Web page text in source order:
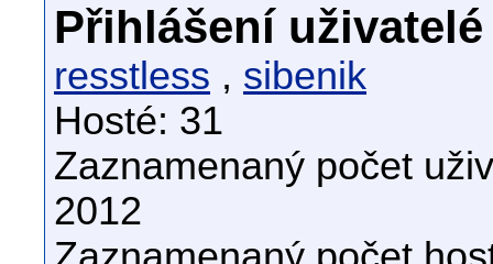
Přihlášení uživatelé
resstless , sibenik
Hosté: 31
Zaznamenaný počet
2012